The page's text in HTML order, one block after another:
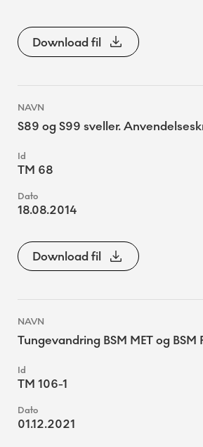
Download fil
S89 og S99 sveller.
TM 68
18.08.2014
Download fil
Tungevandring BSM MET og BSM
TM 106-1
01.12.2021